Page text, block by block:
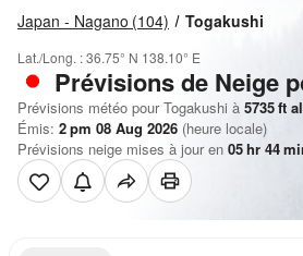
Japan - Nagano (104) Togakushi
Lat./Long. :36.75° N 138.10° E
Prévisions de Neige
Prévisions météo pour Togakushi à 5735ft
Émis: 2 pm 08 Aug 2026 (heure locale)
Prévisions neige mises à jour en 05hr 44